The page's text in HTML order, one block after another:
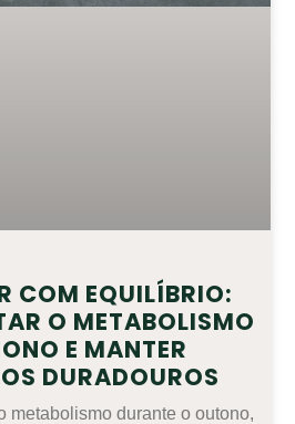
COM EQUILÍBRIO:
O METABOLISMO
E MANTER
DURADOUROS
metabolismo durante o outono,